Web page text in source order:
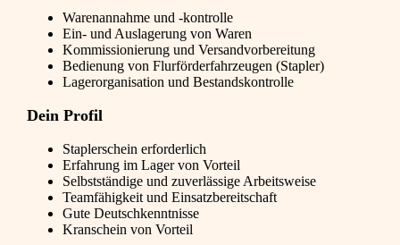
Warenannahme und -kontrolle
Ein- und Auslagerung von Waren
Kommissionierung und Versandvorbereitung
Bedienung von Flurförderfahrzeugen (Stapler)
Lagerorganisation und Bestandskontrolle
Dein Profil
Staplerschein erforderlich
Erfahrung im Lager von Vorteil
Selbstständige und zuverlässige Arbeitsweise
Teamfähigkeit und Einsatzbereitschaft
Gute Deutschkenntnisse
Kranschein von Vorteil